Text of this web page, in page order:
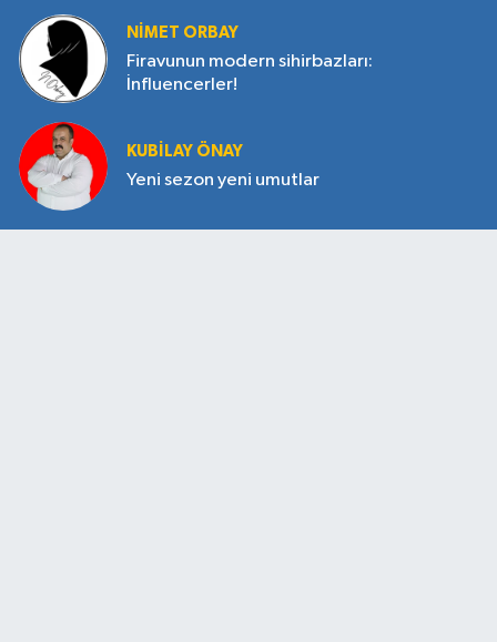
NIMET ORBAY
Firavunun modern sihirbazları:
İnfluencerler!
KUBILAY ÖNAY
Yeni sezon yeni umutlar